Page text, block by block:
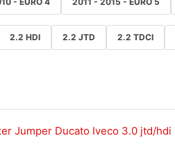
2.2 HDI 2.2 JTD 2.2 TDCI